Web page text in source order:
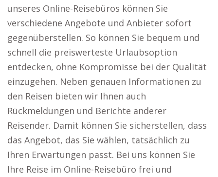
unseres Online-Reisebüros können Sie
verschiedene Angebote und Anbieter sofort
gegenüberstellen. So können Sie bequem und
schnell die preiswerteste Urlaubsoption
entdecken, ohne Kompromisse bei der Qualität
einzugehen. Neben genauen Informationen zu
den Reisen bieten wir Ihnen auch
Rückmeldungen und Berichte anderer
Reisender. Damit können Sie sicherstellen, dass
das Angebot, das Sie wählen, tatsächlich zu
Ihren Erwartungen passt. Bei uns können Sie
Ihre Reise im Online-Reisebüro frei und